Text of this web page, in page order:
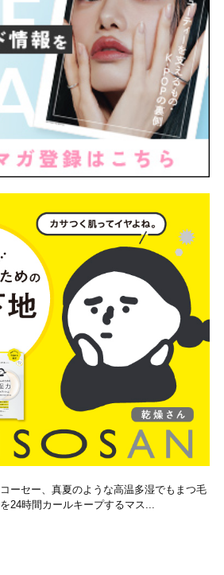
コーセー、真夏のような高温多湿でもまつ毛
を24時間カールキープするマス...